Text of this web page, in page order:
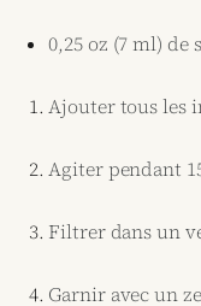
0,25 oz (7 ml) de
Ajouter tous les
Agiter pendant
Filtrer dans un
Garnir avec un